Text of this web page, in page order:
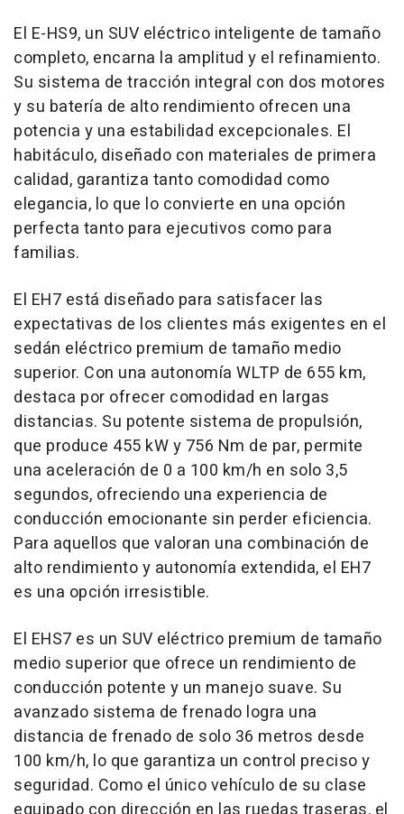
El E-HS9, un SUV eléctrico inteligente de tamaño
completo, encarna la amplitud y el refinamiento.
Su sistema de tracción integral con dos motores
y su batería de alto rendimiento ofrecen una
potencia y una estabilidad excepcionales. El
habitáculo, diseñado con materiales de primera
calidad, garantiza tanto comodidad como
elegancia, lo que lo convierte en una opción
perfecta tanto para ejecutivos como para
familias.
El EH7 está diseñado para satisfacer las
expectativas de los clientes más exigentes en el
sedán eléctrico premium de tamaño medio
superior. Con una autonomía WLTP de 655 km,
destaca por ofrecer comodidad en largas
distancias. Su potente sistema de propulsión,
que produce 455 kW y 756 Nm de par, permite
una aceleración de 0 a 100 km/h en solo 3,5
segundos, ofreciendo una experiencia de
conducción emocionante sin perder eficiencia.
Para aquellos que valoran una combinación de
alto rendimiento y autonomía extendida, el EH7
es una opción irresistible.
El EHS7 es un SUV eléctrico premium de tamaño
medio superior que ofrece un rendimiento de
conducción potente y un manejo suave. Su
avanzado sistema de frenado logra una
distancia de frenado de solo 36 metros desde
100 km/h, lo que garantiza un control preciso y
seguridad. Como el único vehículo de su clase